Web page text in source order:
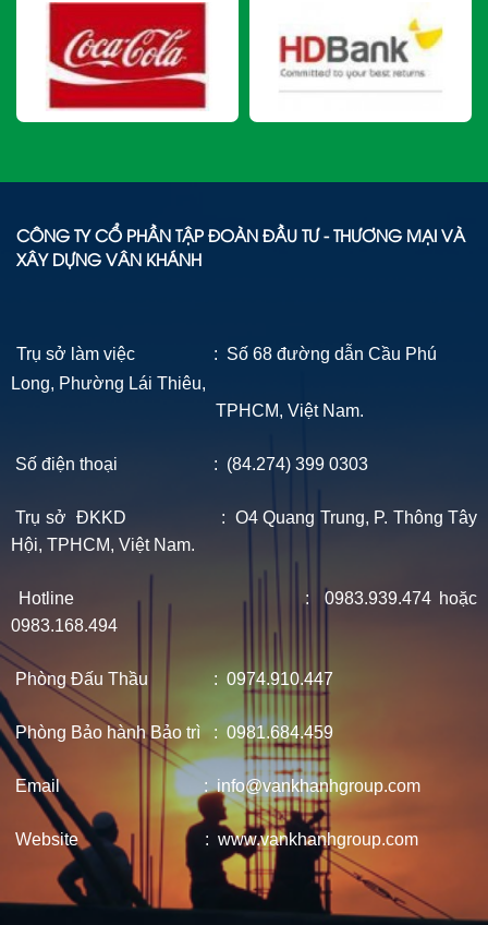
CÔNG TY CỔ PHẦN TẬP ĐOÀN ĐẦU TƯ - THƯƠNG MẠI VÀ
XÂY DỰNG VÂN KHÁNH
Trụ sở làm việc : Số 68 đường dẫn Cầu Phú
Long, Phường Lái Thiêu,
TPHCM, Việt Nam.
Số điện thoại : (84.274) 399 0303
Trụ sở ĐKKD : O4 Quang Trung, P. Thông Tây
Hội, TPHCM, Việt Nam.
Hotline : 0983.939.474 hoặc
0983.168.494
Phòng Đấu Thầu : 0974.910.447
Phòng Bảo hành Bảo trì : 0981.684.459
Email : info@vankhanhgroup.com
Website : www.vankhanhgroup.com